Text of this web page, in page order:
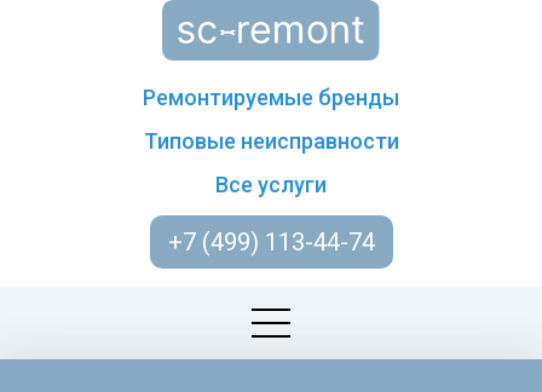
Ремонтируемые бренды
Типовые неисправности
Все услуги
+7 (499) 113-44-74